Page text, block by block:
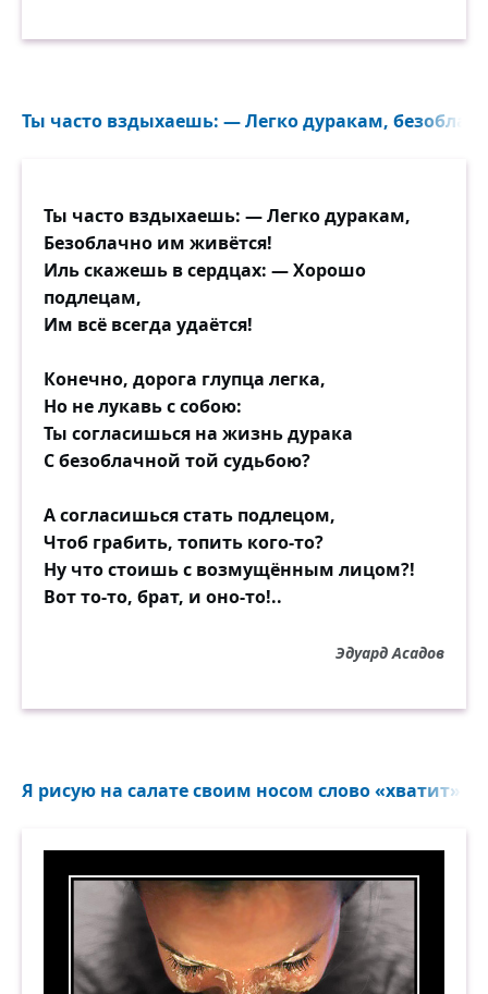
Ты часто вздыхаешь: — Легко дуракам,
Ты часто вздыхаешь: — Легко дуракам,
Безоблачно им живётся!
Иль скажешь в сердцах: — Хорошо
подлецам,
Им всё всегда удаётся!
Конечно, дорога глупца легка,
Но не лукавь с собою:
Ты согласишься на жизнь дурака
С безоблачной той судьбою?
А согласишься стать подлецом,
Чтоб грабить, топить кого-то?
Ну что стоишь с возмущённым лицом?!
Вот то-то, брат, и оно-то!..
Эдуард Асадов
Я рисую на салате своим носом слово «хватит»...